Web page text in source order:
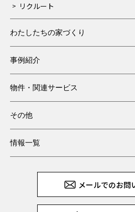
リクルート
わたしたちの家づくり
事例紹介
物件・関連サービス
その他
情報一覧
メールでのお問